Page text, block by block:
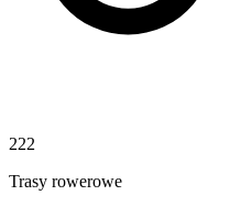
222
Trasy rowerowe